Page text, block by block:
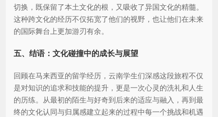
切换，既保留了本土文化的根，又吸收了异国文化的精髓。
这种跨文化的经历不仅拓宽了他们的视野，也让他们在未来
的国际舞台上更加游刃有余。
五、结语：文化碰撞中的成长与展望
回顾在马来西亚的留学经历，云南学生们深感这段旅程不仅
是对知识的追求和技能的提升，更是一次心灵的洗礼和人生
的历练。从最初的陌生与好奇到后来的适应与融入，再到最
终的文化认同与归属感建立起来的过程中每一个挑战和机遇